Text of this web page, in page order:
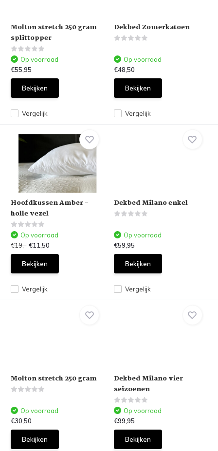
Molton stretch 250 gram
splittopper
Vergelijk
Op voorraad
€55,95
Bekijken
Dekbed Zomerkatoen
Vergelijk
Op voorraad
€48,50
Bekijken
Hoofdkussen Amber -
holle vezel
Vergelijk
Op voorraad
€19,- €11,50
Bekijken
Dekbed Milano enkel
Vergelijk
Op voorraad
€59,95
Bekijken
Molton stretch 250 gram
Op voorraad
€30,50
Bekijken
Dekbed Milano vier
seizoenen
Op voorraad
€99,95
Bekijken